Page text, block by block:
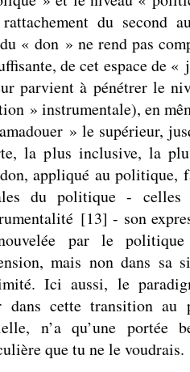
du second
« don » ne rend pas
de cet espace de
parvient à pénétrer le
» instrumentale), en
» le supérieur,
la plus inclusive, la
appliqué au politique,
du politique -
[13] - son
par le
mais non dans sa
Ici aussi, le
dans cette transition au
n’a qu’une portée
que tu ne le voudrais.